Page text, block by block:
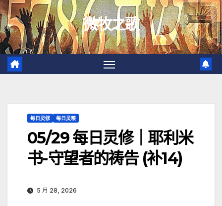
跳
至
内
容
微牧之歌
每日灵修 每日灵粮
05/29 每日灵修｜耶利米
书-守望者的祷告 (补14)
5 月 28, 2026